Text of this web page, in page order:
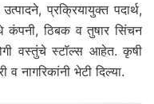
प्रक्रियायुक्त पदार्थ,
कंपनी, ठिबक व तुषार सिंचन
वस्तुंचे स्टॉल्स आहेत. कृषी
व नागरिकांनी भेटी दिल्या.